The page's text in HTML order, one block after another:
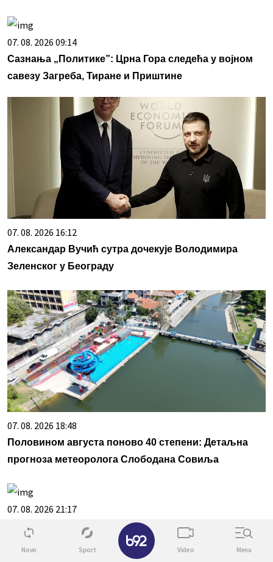
07. 08. 2026 09:14
Сазнања „Политике”: Црна Гора следећа у војном
савезу Загреба, Тиране и Приштине
07. 08. 2026 16:12
Александар Вучић сутра дочекује Володимира
Зеленског у Београду
07. 08. 2026 18:48
Половином августа поново 40 степени: Детаљна
прогноза метеоролога Слободана Совиља
07. 08. 2026 21:17
Грчке плаже под лупом инспекције: Власници
лежаљки стрепе од папрених казни
Novo Sport Video Menu
✕